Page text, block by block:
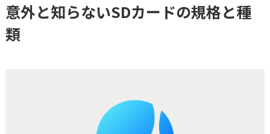
意外と知らないSDカードの規格と種
類